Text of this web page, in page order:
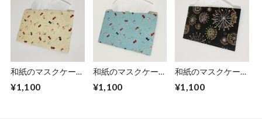
和紙のマスクケース
黄色）
¥1,100
和紙のマスクケース
色）
¥1,100
和紙のマスクケース
（黒）
¥1,100